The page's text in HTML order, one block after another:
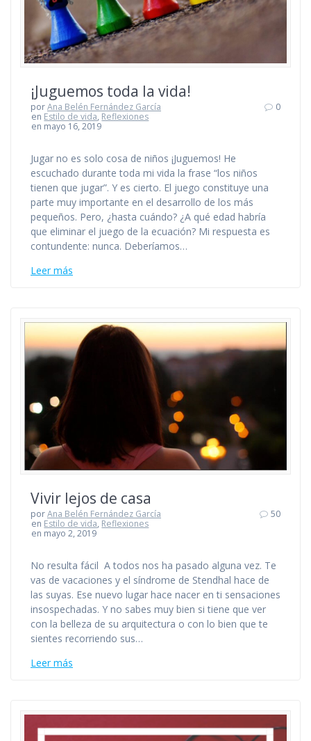
¡Juguemos toda la vida!
porAna Belén Fernández García
en Estilo de vida, Reflexiones
en mayo 16, 2019
0
Jugar no es solo cosa de niños ¡Juguemos! He
escuchado durante toda mi vida la frase “los niños
tienen que jugar”. Y es cierto. El juego constituye una
parte muy importante en el desarrollo de los más
pequeños. Pero, ¿hasta cuándo? ¿A qué edad habría
que eliminar el juego de la ecuación? Mi respuesta es
contundente: nunca. Deberíamos…
Leer más
Vivir lejos de casa
porAna Belén Fernández García
en Estilo de vida, Reflexiones
en mayo 2, 2019
50
No resulta fácil A todos nos ha pasado alguna vez. Te
vas de vacaciones y el síndrome de Stendhal hace de
las suyas. Ese nuevo lugar hace nacer en ti sensaciones
insospechadas. Y no sabes muy bien si tiene que ver
con la belleza de su arquitectura o con lo bien que te
sientes recorriendo sus…
Leer más